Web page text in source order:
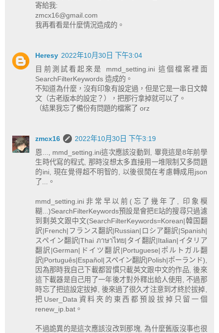
寄給我:
zmcx16@gmail.com
我再看看是什麼情況造成的。
Heresy 2022年10月30日 下午3:04
目前測試看起來是 mmd_setting.ini 這個檔案裡面
SearchFilterKeywords 造成的。
不知道為什麼，沒有印象有設定過，但是它是一串日文韓
文（古老版本的設定？），把那行拿掉就可以了。
（結果我忘了備份有問題的檔案了 orz
zmcx16
2022年10月30日 下午3:19
恩..., mmd_setting.ini這次應該沒動到, 畢竟這是8年前學
生時代寫的程式, 那時沒想太多直接用一堆限制又多問題
的ini, 現在覺得超不明智的, 以後很閒在考慮轉成用json
了...。
mmd_setting.ini非常早以前(忘了幾年了, 印象模
糊...)SearchFilterKeywords預設是會把E站的搜尋只過濾
到剩英文跟中文(SearchFilterKeywords=Korean|韓国翻
訳|French|フランス翻訳|Russian|ロシア翻訳|Spanish|
スペイン翻訳|Thai ภาษาไทย|タイ翻訳|Italian|イタリア
翻訳|German|ドイツ翻訳|Portuguese|ポルトガル翻
訳|Português|Español|スペイン翻訳|Polish|ポーランド),
因為那時我自己下載都習慣只載英文跟中文的作品, 後來
這下載器是自己用了一年後才對外釋出給人使用, 不過那
時忘了把這設定拔掉, 後來過了很久才注意到才終於拔掉,
把User_Data資料夾的東西都預設拔掉只留一個
renew_ip.bat。
不過詭異的是這次應該沒改到那塊, 為什麼舊版沒事也很